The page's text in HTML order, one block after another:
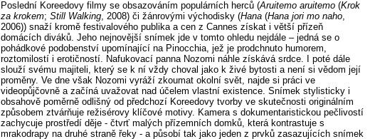
Poslední Koreedovy filmy se obsazováním populárních herců (Aruitemo aruitemo (Krok
za krokem; Still Walking , 2008) či žánrovými východisky (Hana (Hana jori mo naho
2006)) snaží kromě festivalového publika a cen z Cannes získat i větší přízeň
domácích diváků. Jeho nejnovější snímek jde v tomto ohledu nejdále – jedná se o
pohádkové podobenství upomínající na Pinocchia, jež je prodchnuto humorem,
roztomilostí i erotičností. Nafukovací panna Nozomi náhle získává srdce. I poté dále
slouží svému majiteli, který se k ní vždy choval jako k živé bytosti a není si vědom její
proměny. Ve dne však Nozomi vyráží zkoumat okolní svět, najde si práci ve
videopůjčovně a začíná uvažovat nad účelem vlastní existence. Snímek stylisticky i
obsahově poměrně odlišný od předchozí Koreedovy tvorby ve skutečnosti originálním
způsobem ztvárňuje režisérovy klíčové motivy. Kamera s dokumentaristickou pečlivostí
zachycuje prostředí děje - čtvrť malých přízemních domků, která kontrastuje s
mrakodrapy na druhé straně řeky - a působí tak jako jeden z prvků zasazujících snímek